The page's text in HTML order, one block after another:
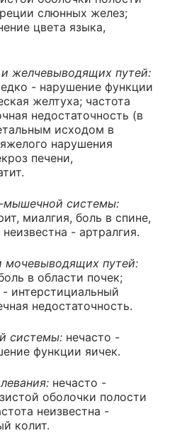
слюнных желез;
цвета языка,
желчевыводящих путей:
- нарушение функции
желтуха; частота
недостаточность (в
исходом в
нарушения
печени,
мышечной системы:
миалгия, боль в спине,
- артралгия.
мочевыводящих путей:
в области почек;
- интерстициальный
недостаточность.
системы: нечасто -
функции яичек.
нечасто -
оболочки полости
неизвестна -
колит.